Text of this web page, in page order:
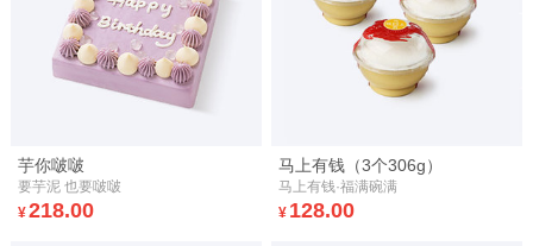
芋你啵啵
要芋泥 也要啵啵
¥218.00
马上有钱（3个306g）
马上有钱·福满碗满
¥ 128.00